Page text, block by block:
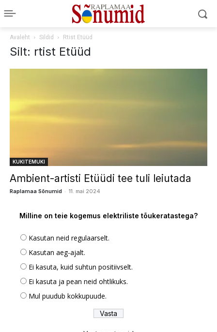
Avaleht Sildid Rtist Etüüd
Silt: rtist Etüüd
KUKITEMUKI
Ambient-artisti Etüüdi tee tuli leiutada
Raplamaa Sõnumid - 11. mai 2024
Milline on teie kogemus elektriliste tõukeratastega?
Kasutan neid regulaarselt.
Kasutan aeg-ajalt.
Ei kasuta, kuid suhtun positiivselt.
Ei kasuta ja pean neid ohtlikuks.
Mul puudub kokkupuude.